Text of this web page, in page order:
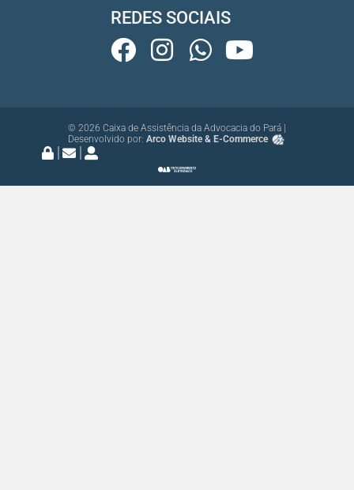
REDES SOCIAIS
© 2026 Caixa de Assistência da Advocacia do Pará |
Desenvolvido por: Arco Website & E-Commerce